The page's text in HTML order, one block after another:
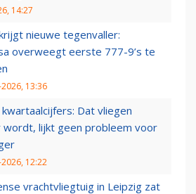
14:27
nieuwe tegenvaller:
overweegt eerste 777-9’s te
13:36
kwartaalcijfers: Dat vliegen
wordt, lijkt geen probleem voor
12:22
vrachtvliegtuig in Leipzig zat